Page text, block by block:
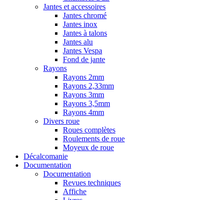
Jantes et accessoires
Jantes chromé
Jantes inox
Jantes à talons
Jantes alu
Jantes Vespa
Fond de jante
Rayons
Rayons 2mm
Rayons 2,33mm
Rayons 3mm
Rayons 3,5mm
Rayons 4mm
Divers roue
Roues complètes
Roulements de roue
Moyeux de roue
Décalcomanie
Documentation
Documentation
Revues techniques
Affiche